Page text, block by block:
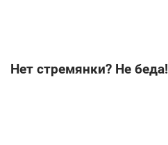
Нет стремянки? Не беда!